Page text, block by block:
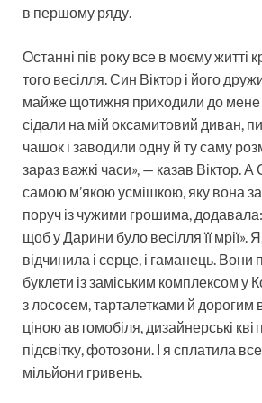
в першому ряду.
Останні пів року все в моєму житті
того весілля. Син Віктор і його
майже щотижня приходили до мене
сідали на мій оксамитовий диван,
чашок і заводили одну й ту саму
зараз важкі часи», — казав Віктор. А
самою м’якою усмішкою, яку вона
поруч із чужими грошима,
щоб у Дарини було весілля її мрії».
відчинила і серце, і гаманець. Вони
буклети із заміським комплексом у
з лососем, тарталетками й дорогим
ціною автомобіля, дизайнерські
підсвітку, фотозони. І я сплатила
мільйони гривень.